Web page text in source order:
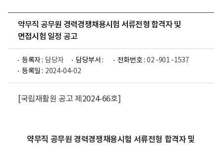
약무직 공무원 경력경쟁채용시험 서류전형 합격자 및
면접시험 일정 공고
등록자 : 담당자 담당부서 : 전화번호 : 02 -901 -1537
등록일 : 2024-04-02
[국립재활원 공고 제2024-66호]
약무직 공무원 경력경쟁채용시험 서류전형 합격자 및